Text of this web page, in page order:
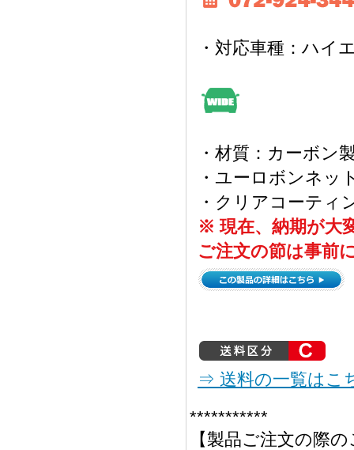
・対応車種：ハイ
・材質：カーボ
・ユーロボンネッ
・クリアコーティ
※ 現在、納期が大
ご注文の節は事前
⇒ 送料の一覧はこ
***********
【製品ご注文の際